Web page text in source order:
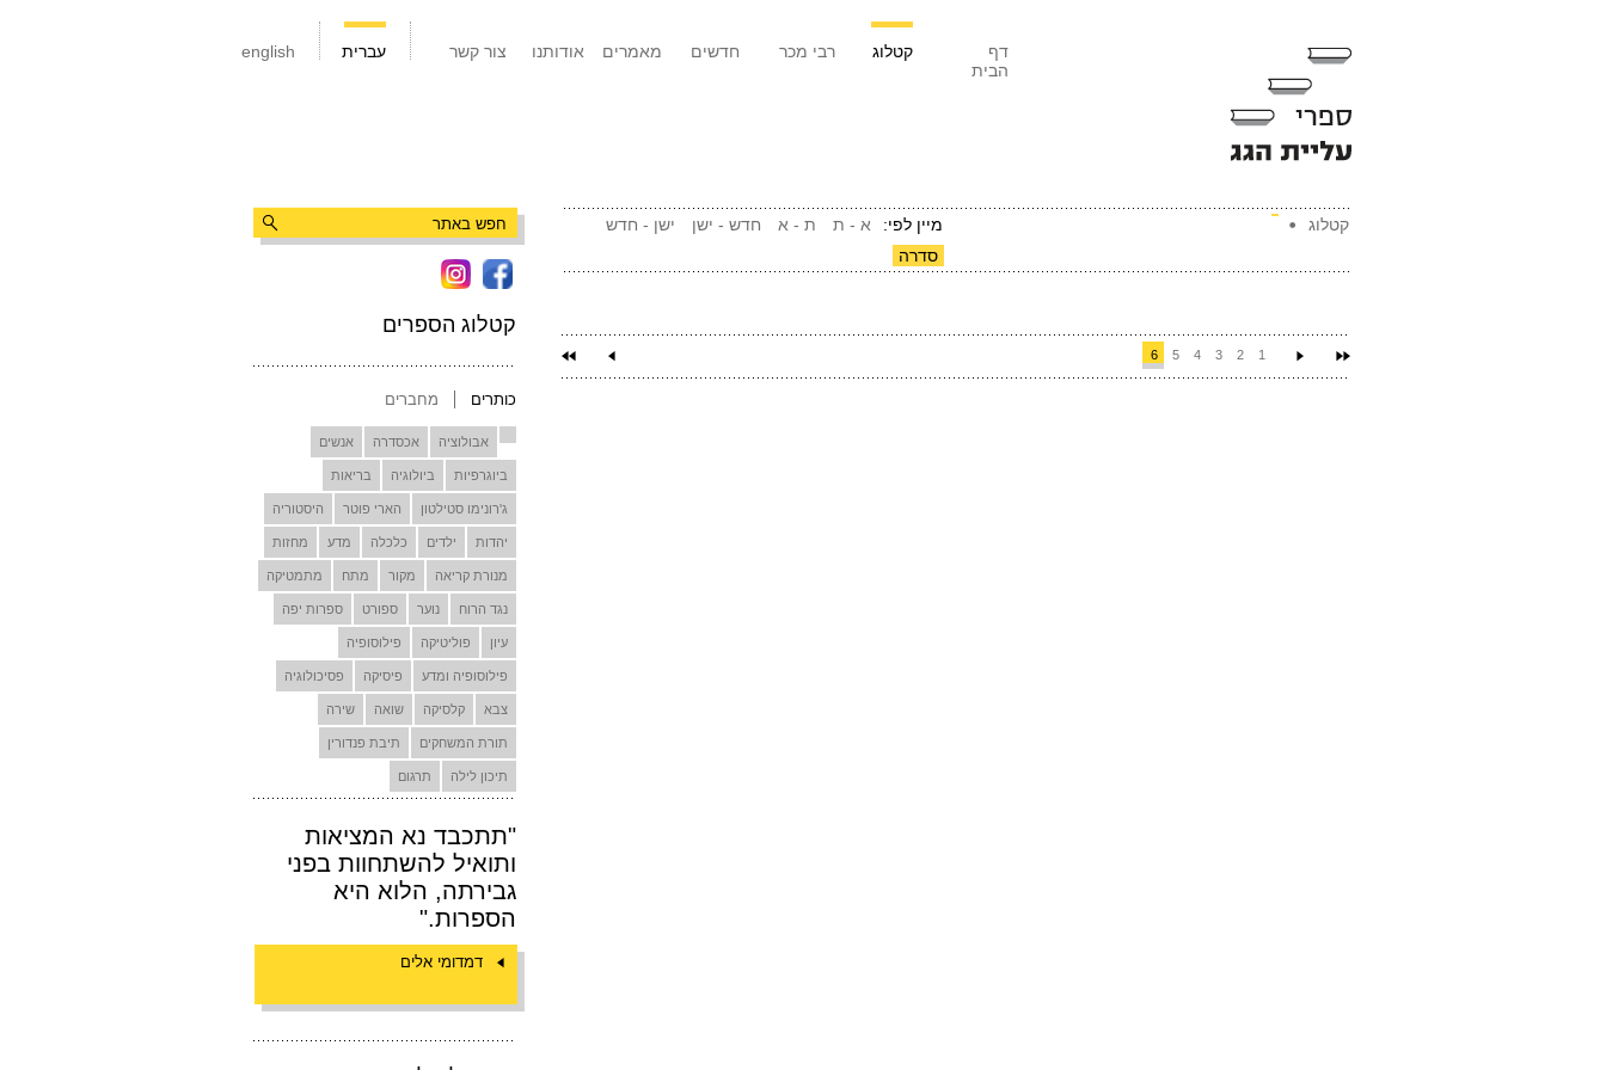
english עברית צור קשר אודותנו מאמרים חדשים רבי מכר קטלוג
דף
הבית
קטלוג הספרים
כותרים מחברים
אבולוציה אכסדרה אנשים
ביוגרפיות ביולוגיה בריאות
ג'רונימו סטילטון הארי פוטר היסטוריה
יהדות ילדים כלכלה מדע מחזות
מנורת קריאה מקור מתח מתמטיקה
נגד הרוח נוער ספורט ספרות יפה
עיון פוליטיקה פילוסופיה
פילוסופיה ומדע פיסיקה פסיכולוגיה
צבא קלסיקה שואה שירה
תורת המשחקים תיבת פנדורין
תיכון לילה תרגום
"תתכבד נא המציאות
ותואיל להשתחוות בפני
גבירתה, הלוא היא
הספרות."
דמדומי אלים
קטלוג מיין לפי: א - ת ת - א חדש - ישן
ישן - חדש
סדרה
1
2
3
4
5
6